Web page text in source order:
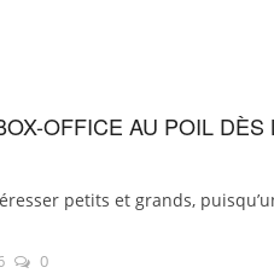
OFFICE AU POIL
petits et grands,
0